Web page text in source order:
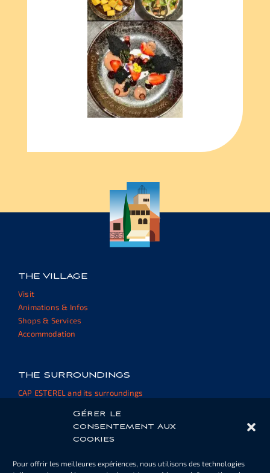
Gérer le
consentement aux
cookies
Pour offrir les meilleures expériences, nous utilisons des technologies
THE VILLAGE
Visit
Animations & Infos
Shops & Services
Accommodation
THE SURROUNDINGS
CAP ESTEREL and its surroundings
Pool or parking cards